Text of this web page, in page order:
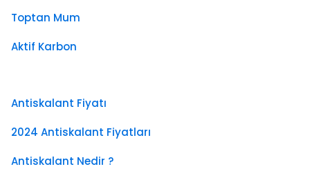
Toptan Mum
Aktif Karbon
Antiskalant Fiyatı
2024 Antiskalant Fiyatları
Antiskalant Nedir ?